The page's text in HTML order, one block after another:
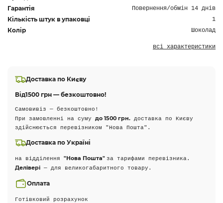
Гарантія Повернення/обмін 14 днів
Кількість штук в упаковці 1
Колір Шоколад
всі характеристики
Доставка по Києву
Від1500 грн — безкоштовно!
Самовивіз — безкоштовно!
При замовленні на суму до 1500 грн. доставка по Києву
здійснюється перевізником "Нова Пошта".
Доставка по Україні
на відділення "Нова Пошта" за тарифами перевізника.
Делівері — для великогабаритного товару.
Оплата
Готівковий розрахунок